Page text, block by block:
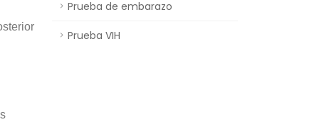
Prueba de embarazo
Prueba VIH